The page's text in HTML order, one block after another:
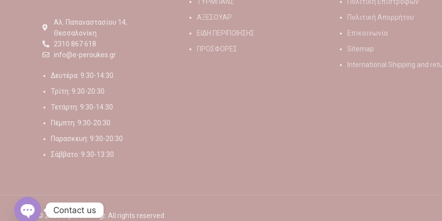
Αλ. Παπαναστασίου 14,
Θεσσαλονίκη
2310 867 618
info@e-peroukes.gr
Δευτέρα: 9:30-14:30
Τρίτη: 9:30-20:30
Τετάρτη: 9:30-14:30
Πέμπτη: 9:30-20:30
Παρασκευή: 9:30-20:30
Σάββατο: 9:30-13:30
ΑΞΕΣΟΥΑΡ
ΕΙΔΗ ΠΕΡΙΠΟΙΗΣΗΣ
ΠΡΟΣΦΟΡΕΣ
Πολιτική Απορρήτου
Επικοινωνία
Sitemap
International Shipping and
© 2026e-peroukes.gr. All rights reserved
Contact us